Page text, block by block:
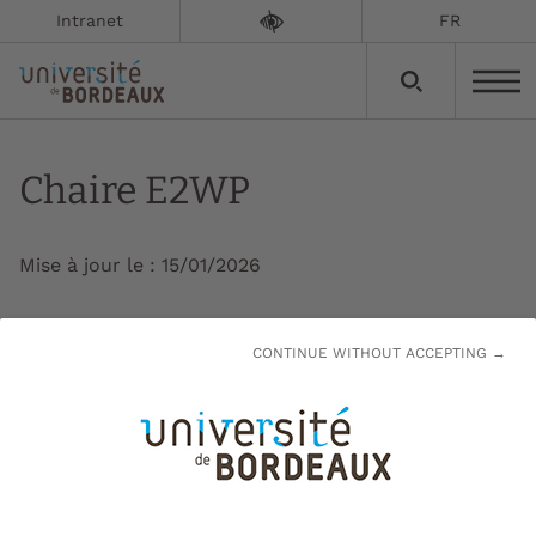
CONTINUE WITHOUT ACCEPTING →
Intranet FR
Chaire E2WP
Mise à jour le : 15/01/2026
d’œuvre, au service de la filière bois et de ses
enjeux. Le modèle de la chaire permet de